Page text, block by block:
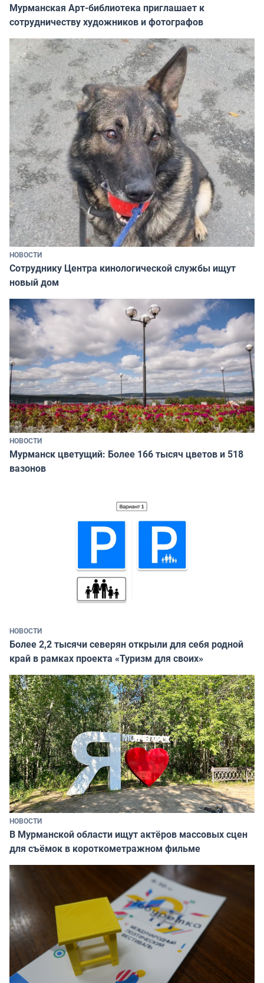
Мурманская Арт-библиотека приглашает к
сотрудничеству художников и фотографов
НОВОСТИ
Сотруднику Центра кинологической службы ищут
новый дом
НОВОСТИ
Мурманск цветущий: Более 166 тысяч цветов и 518
вазонов
НОВОСТИ
Более 2,2 тысячи северян открыли для себя родной
край в рамках проекта «Туризм для своих»
НОВОСТИ
В Мурманской области ищут актёров массовых сцен
для съёмок в короткометражном фильме